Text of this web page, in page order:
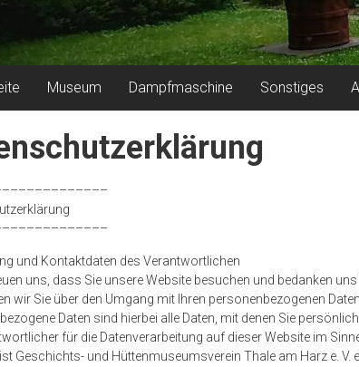
Museum Dampfmaschine Sonstiges
und Kontaktdaten des Verantwortlichen
uns, dass Sie unsere Website besuchen und bedanken
wir Sie über den Umgang mit Ihren personenbezogenen
Daten sind hierbei alle Daten, mit denen Sie
für die Datenverarbeitung auf dieser Website im
Geschichts- und Hüttenmuseumsverein Thale am Harz e. V.